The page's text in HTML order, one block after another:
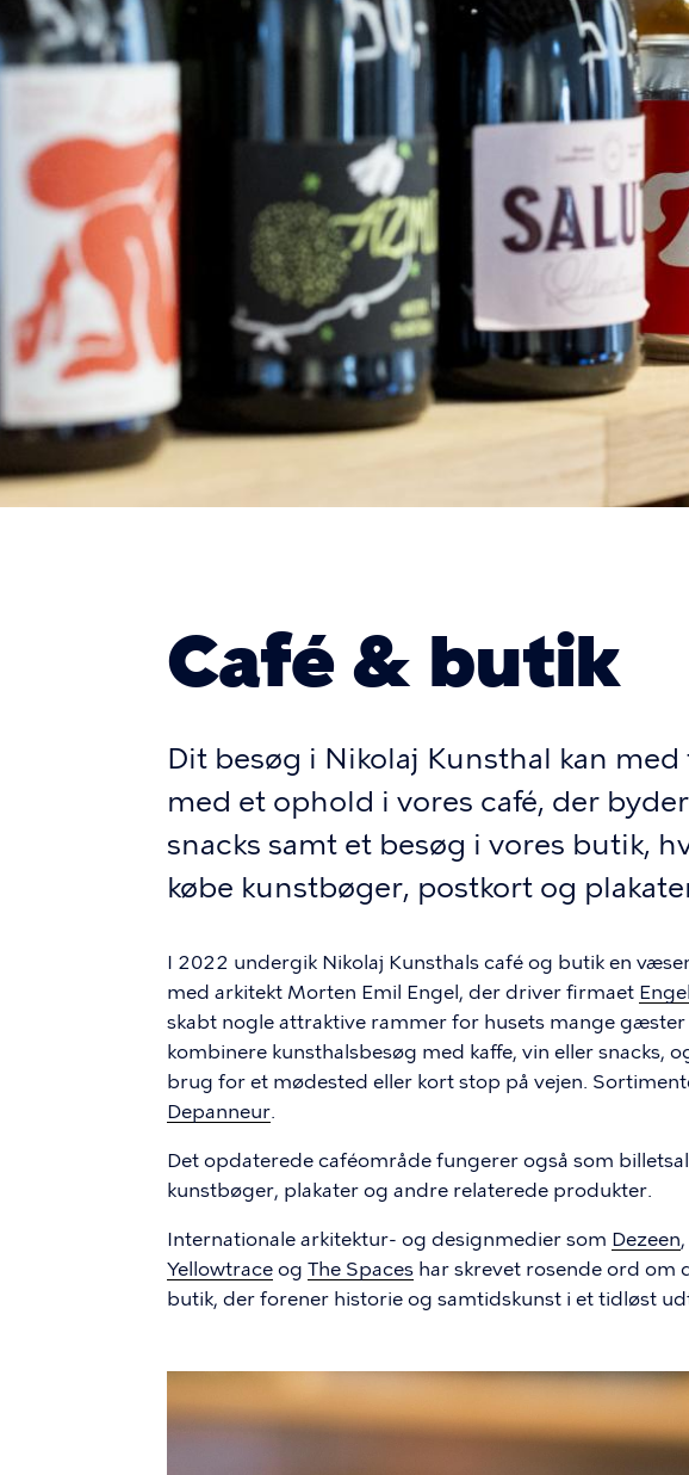
Café & butik
Dit besøg i Nikolaj Kunsthal kan
med et ophold i vores café, der
snacks samt et besøg i vores butik,
købe kunstbøger, postkort og
I 2022 undergik Nikolaj Kunsthals café og butik en
med arkitekt Morten Emil Engel, der driver firmaet
skabt nogle attraktive rammer for husets mange
kombinere kunsthalsbesøg med kaffe, vin eller snacks,
brug for et mødested eller kort stop på vejen.
Depanneur.
Det opdaterede caféområde fungerer også som
kunstbøger, plakater og andre relaterede produkter.
Internationale arkitektur- og designmedier som Dezeen,
Yellowtrace og The Spaces har skrevet rosende ord om
butik, der forener historie og samtidskunst i et tidløst